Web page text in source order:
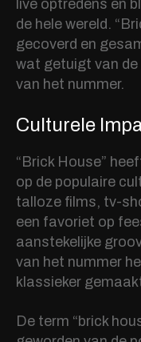
live optredens en
de hele wereld.
gecoverd en
wat getuigt van de
van het nummer.
Culturele
“Brick House”
op de populaire
talloze films, tv-
een favoriet op
aanstekelijke
van het nummer
klassieker
De term “brick